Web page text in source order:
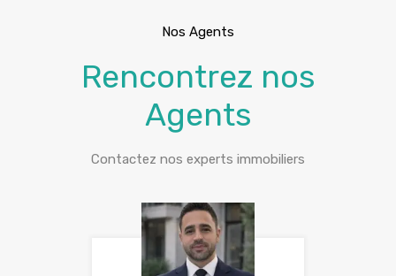
Nos Agents
Rencontrez nos
Agents
Contactez nos experts immobiliers